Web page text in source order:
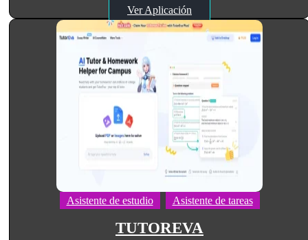
Ver Aplicación
Asistente de estudio Asistente de tareas
TUTOREVA